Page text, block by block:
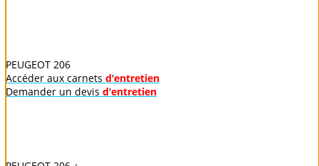
PEUGEOT 206
Accéder aux carnets d'entretien
Demander un devis d'entretien